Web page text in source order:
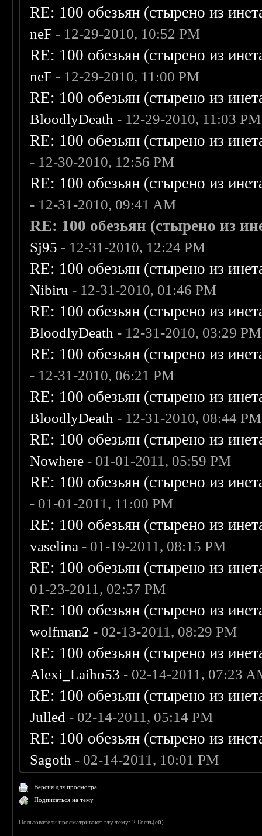
RE: 100 обезьян (стырено из
neF - 12-29-2010, 10:52 PM
RE: 100 обезьян (стырено из
neF - 12-29-2010, 11:00 PM
RE: 100 обезьян (стырено из
BloodlyDeath - 12-29-2010, 11:03 PM
RE: 100 обезьян (стырено из
- 12-30-2010, 12:56 PM
RE: 100 обезьян (стырено из
- 12-31-2010, 09:41 AM
RE: 100 обезьян (стырено из
Sj95 - 12-31-2010, 12:24 PM
RE: 100 обезьян (стырено из
Nibiru - 12-31-2010, 01:46 PM
RE: 100 обезьян (стырено из
BloodlyDeath - 12-31-2010, 03:29 PM
RE: 100 обезьян (стырено из
- 12-31-2010, 06:21 PM
RE: 100 обезьян (стырено из
BloodlyDeath - 12-31-2010, 08:44 PM
RE: 100 обезьян (стырено из
Nowhere - 01-01-2011, 05:59 PM
RE: 100 обезьян (стырено из
- 01-01-2011, 11:00 PM
RE: 100 обезьян (стырено из
vaselina - 01-19-2011, 08:15 PM
RE: 100 обезьян (стырено из
01-23-2011, 02:57 PM
RE: 100 обезьян (стырено из
wolfman2 - 02-13-2011, 08:29 PM
RE: 100 обезьян (стырено из
Alexi_Laiho53 - 02-14-2011, 07:23
RE: 100 обезьян (стырено из
Julled - 02-14-2011, 05:14 PM
RE: 100 обезьян (стырено из
Sagoth - 02-14-2011, 10:01 PM
Версия для просмотра
Подписаться на тему
Пользователи просматривают эту тему: 2 Гость(ей)